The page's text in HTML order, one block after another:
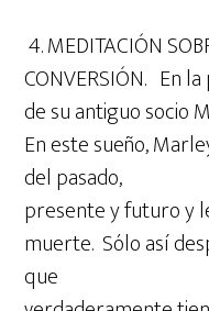
4. MEDITACIÓN
CONVERSIÓN. En
de su antiguo socio
En este sueño,
del pasado,
presente y futuro y
muerte. Sólo así
que